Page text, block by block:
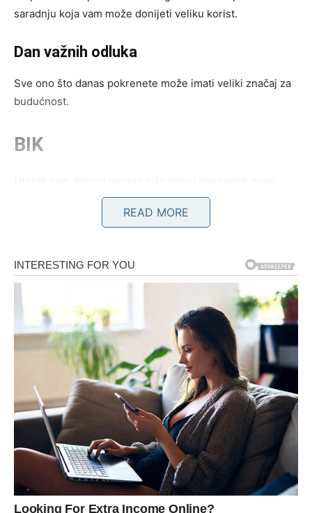
saradnju koja vam može donijeti veliku korist.
Dan važnih odluka
Sve ono što danas pokrenete može imati veliki značaj za
budućnost.
BIK
Sreća dolazi onda kada je najpotrebnija
Pred vama su trenuci puni topline i zadovoljstva.
BLIZANCI
Zvijezde vam donose zanimljive poruke, susrete i
neočekivane razgovore.
Moguće je i javljanje osobe koju dugo niste mogli
zaboraviti.
READ MORE